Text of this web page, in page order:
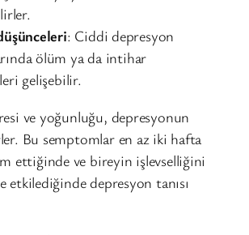
: Ciddi depresyon
ölüm ya da intihar
gelişebilir.
ve yoğunluğu, depresyonun
Bu semptomlar en az iki hafta
ettiğinde ve bireyin işlevselliğini
etkilediğinde depresyon tanısı